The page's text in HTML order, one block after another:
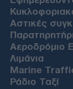
Αστικές
Αεροδρόμιο
Λιμάνια
Marine
Ράδιο Ταξί